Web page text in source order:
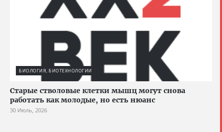
БИОЛОГИЯ, БИОТЕХНОЛОГИИ
Старые стволовые клетки мышц могут снова
работать как молодые, но есть нюанс
30 Июль, 2026